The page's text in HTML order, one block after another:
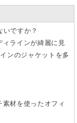
ですか？
ラインが綺麗に見
ンのジャケットを多
材を使ったオフィ